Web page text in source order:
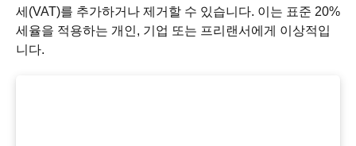
세(VAT)를 추가하거나 제거할 수 있습니다. 이는 표준 20%
세율을 적용하는 개인, 기업 또는 프리랜서에게 이상적입
니다.